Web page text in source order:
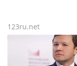
123ru.net